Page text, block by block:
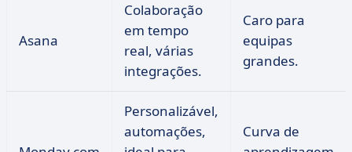
Asana
Colaboração
em tempo
real, várias
integrações.
Caro para
equipas
grandes.
Personalizável,
automações,
Curva de